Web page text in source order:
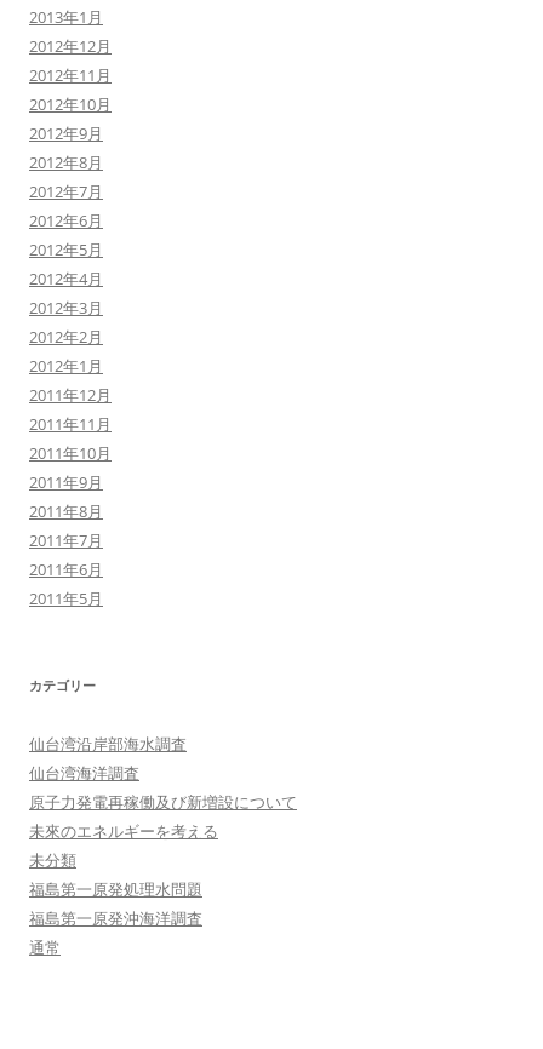
2013年1月
2012年12月
2012年11月
2012年10月
2012年9月
2012年8月
2012年7月
2012年6月
2012年5月
2012年4月
2012年3月
2012年2月
2012年1月
2011年12月
2011年11月
2011年10月
2011年9月
2011年8月
2011年7月
2011年6月
2011年5月
カテゴリー
仙台湾沿岸部海水調査
仙台湾海洋調査
原子力発電再稼働及び新増設について
未來のエネルギーを考える
未分類
福島第一原発処理水問題
福島第一原発沖海洋調査
通常